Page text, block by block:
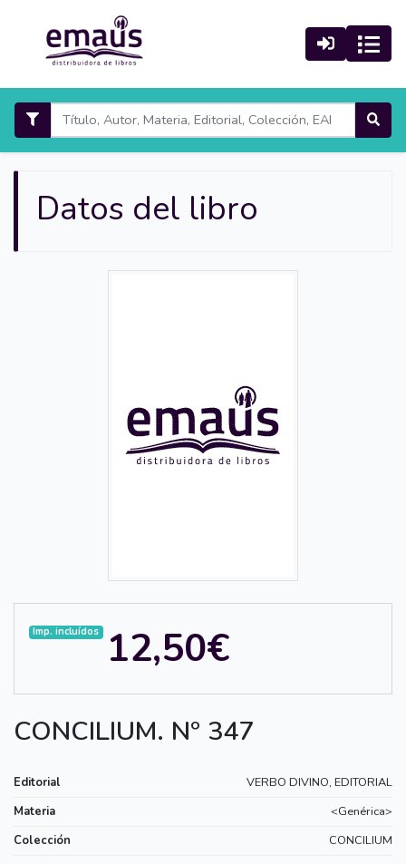
Datos del libro
CONCILIUM. Nº 347
Editorial
VERBO DIVINO, EDITORIAL
Materia
<Genérica>
Colección
CONCILIUM
Imp. incluídos 12,50€